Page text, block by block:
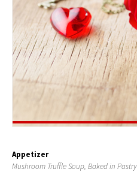
Appetizer
Mushroom Truffle Soup, Baked in Pastry